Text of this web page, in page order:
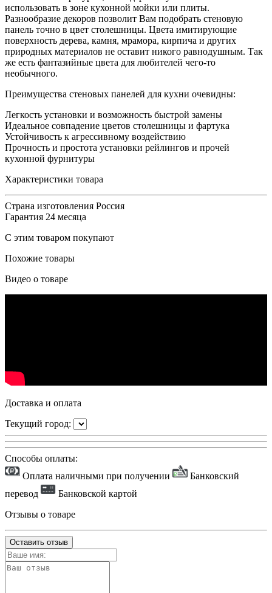
использовать в зоне кухонной мойки или плиты.
Разнообразие декоров позволит Вам подобрать стеновую
панель точно в цвет столешницы. Цвета имитирующие
поверхность дерева, камня, мрамора, кирпича и других
природных материалов не оставит никого равнодушным. Так
же есть фантазийные цвета для любителей чего-то
необычного.
Преимущества стеновых панелей для кухни очевидны:
Легкость установки и возможность быстрой замены
Идеальное совпадение цветов столешницы и фартука
Устойчивость к агрессивному воздействию
Прочность и простота установки рейлингов и прочей
кухонной фурнитуры
Характеристики товара
Страна изготовления Россия
Гарантия 24 месяца
С этим товаром покупают
Похожие товары
Видео о товаре
Доставка и оплата
Текущий город:
Способы оплаты:
Оплата наличными при получении
Банковский
перевод
Банковской картой
Отзывы о товаре
Оставить отзыв